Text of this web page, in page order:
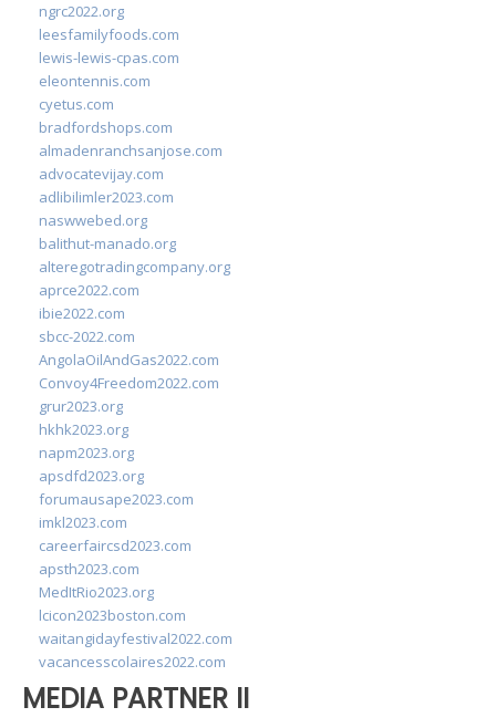
ngrc2022.org
leesfamilyfoods.com
lewis-lewis-cpas.com
eleontennis.com
cyetus.com
bradfordshops.com
almadenranchsanjose.com
advocatevijay.com
adlibilimler2023.com
naswwebed.org
balithut-manado.org
alteregotradingcompany.org
aprce2022.com
ibie2022.com
sbcc-2022.com
AngolaOilAndGas2022.com
Convoy4Freedom2022.com
grur2023.org
hkhk2023.org
napm2023.org
apsdfd2023.org
forumausape2023.com
imkl2023.com
careerfaircsd2023.com
apsth2023.com
MedItRio2023.org
lcicon2023boston.com
waitangidayfestival2022.com
vacancesscolaires2022.com
MEDIA PARTNER II